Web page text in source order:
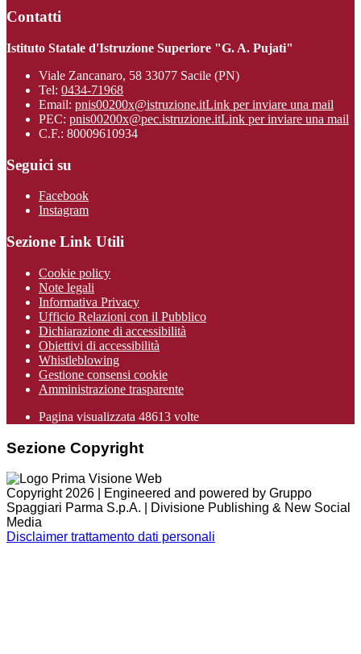
Contatti
Istituto Statale d'Istruzione Superiore "G. A. Pujati"
Viale Zancanaro, 58 33077 Sacile (PN)
Tel: 0434-71968
Email: pnis00200x@istruzione.itLink per inviare una mail
PEC: pnis00200x@pec.istruzione.itLink per inviare una mail
C.F.: 80009610934
Seguici su
Facebook
Instagram
Sezione Link Utili
Cookie policy
Note legali
Informativa Privacy
Ufficio Relazioni con il Pubblico
Dichiarazione di accessibilità
Obiettivi di accessibilità
Whistleblowing
Gestione consensi cookie
Amministrazione trasparente
Pagina visualizzata 48613 volte
Sezione Copyright
Copyright 2026 | Engineered and powered by Gruppo
Spaggiari Parma S.p.A. | Divisione Publishing & New Social
Media
Disclaimer trattamento dati personali